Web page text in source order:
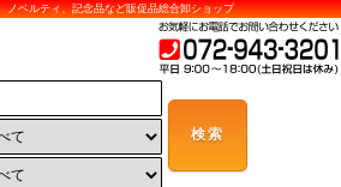
ノベルティ、記念品など販促品総合卸ショップ